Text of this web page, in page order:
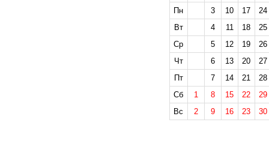
Пн
3 10 17
24
Вт
4 11 18
25
Ср
5 12 19
26
Чт
6 13 20
27
Пт
7 14 21
28
Сб
1 8 15 22
29
Вс
2 9 16 23 30